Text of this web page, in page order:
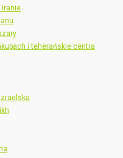
Iranie
i teherańskie centra